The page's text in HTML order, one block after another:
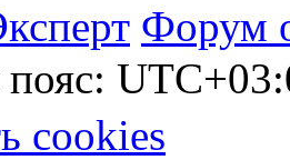
Форум
cookies